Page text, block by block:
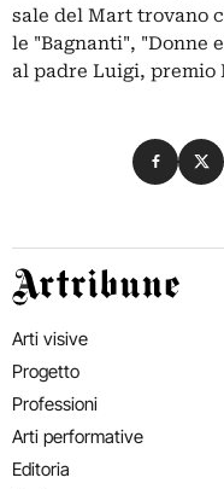
sale del Mart trovano
le "Bagnanti", "Donne
al padre Luigi, premio
Condividi
Artribune
Arti visive
Progetto
Professioni
Arti performative
Editoria